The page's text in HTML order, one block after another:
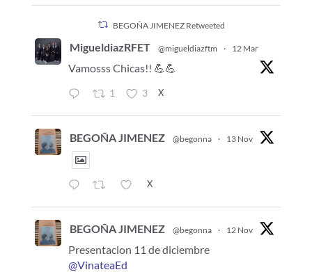
BEGOÑA JIMENEZ Retweeted
MigueldiazRFET @migueldiazftm · 12 Mar
Vamosss Chicas!! 💪💪
1 3 X
BEGOÑA JIMENEZ @begonna · 13 Nov
X
BEGOÑA JIMENEZ @begonna · 12 Nov
Presentacion 11 de diciembre
@VinateaEd